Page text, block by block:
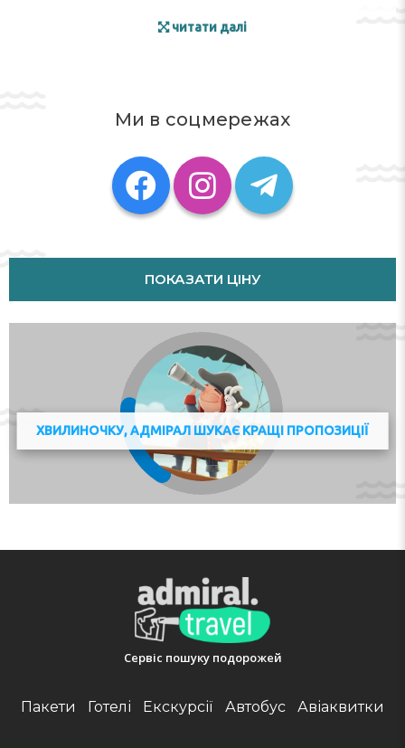
charge). Guests arriving by car can park their vehicles in
Some rooms have a balcony, which gives guests
microwave and dishwasher. A washing machine is
provided for guests' convenience. Satellite television
and WiFi are provided as well. A shower and a bidet are
included the bathrooms. Copyright GIATA 2004 - 2021.
Multilingual, powered by www.giata.com for client no.
Адреса:Strèda de Salin 15, 38031 Campitello di Fassa,
Trient, Italy
390464552914
читати далі
Ми в соцмережах
ПОКАЗАТИ ЦІНУ
ХВИЛИНОЧКУ, АДМІРАЛ ШУКАЄ КРАЩІ ПРОПОЗИЦІЇ
Сервіс пошуку подорожей
Пакети Готелі Екскурсії Автобус Авіаквитки